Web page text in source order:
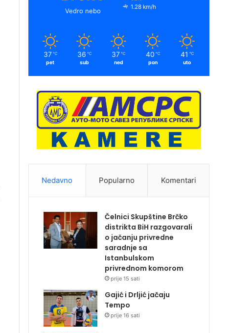
Vedro nebo
1.28 km/h
37 ℃
pet
36 ℃
sub
37 ℃
ned
40 ℃
pon
41 ℃
uto
Nedavno Popularno Komentari
Čelnici Skupštine Brčko
distrikta BiH razgovarali
o jačanju privredne
saradnje sa
Istanbulskom
privrednom komorom
prije 15 sati
Gajić i Drljić jačaju
Tempo
prije 16 sati